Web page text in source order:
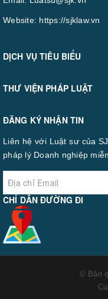
Website: https://sjklaw.vn
DỊCH VỤ TIÊU BIỂU
THƯ VIỆN PHÁP LUẬT
ĐĂNG KÝ NHẬN TIN
Liên hệ với Luật sư của
pháp lý Doanh nghiệp
CHỈ DẪN ĐƯỜNG ĐI
© Bản